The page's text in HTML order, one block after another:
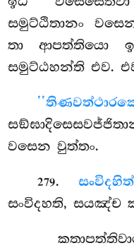
සමුට්ඨිතානං
තා ආපත්තියො
සමුට්ඨහන්ති එව.
වසෙන වුත්තං.
279.
සංවිදහති, සයඤ්ච